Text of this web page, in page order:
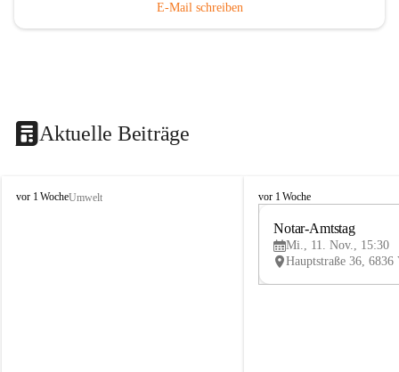
E-Mail schreiben
Aktuelle Beiträge
V
vor 1 WocheUmwelt
V
vor 1 Woche
Notar-Amtstag
Mi., 11. Nov., 15:30